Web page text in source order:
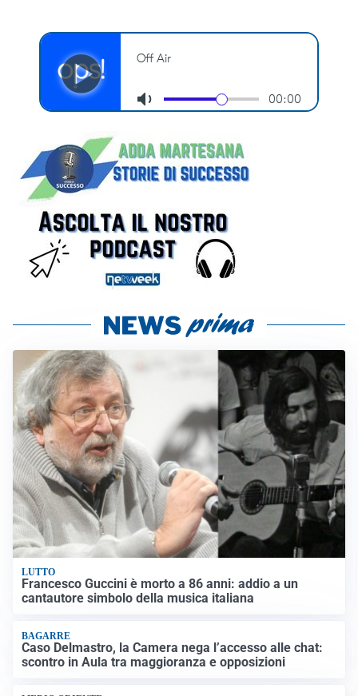
LUTTO
Francesco Guccini è morto a 86 anni: addio a un
cantautore simbolo della musica italiana
BAGARRE
Caso Delmastro, la Camera nega l’accesso alle chat:
scontro in Aula tra maggioranza e opposizioni